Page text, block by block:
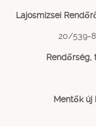
Lajosmizsei
20/539-
Rendőrség,
Mentők új